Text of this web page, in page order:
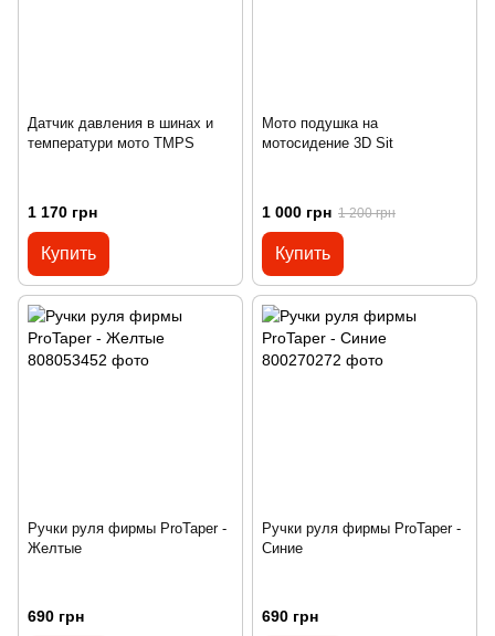
Датчик давления в шинах и
температури мото TMPS
1 170 грн
Купить
Мото подушка на
мотосидение 3D Sit
1 000 грн 1 200 грн
Купить
Ручки руля фирмы ProTaper -
Желтые
690 грн
Ручки руля фирмы ProTaper -
Синие
690 грн